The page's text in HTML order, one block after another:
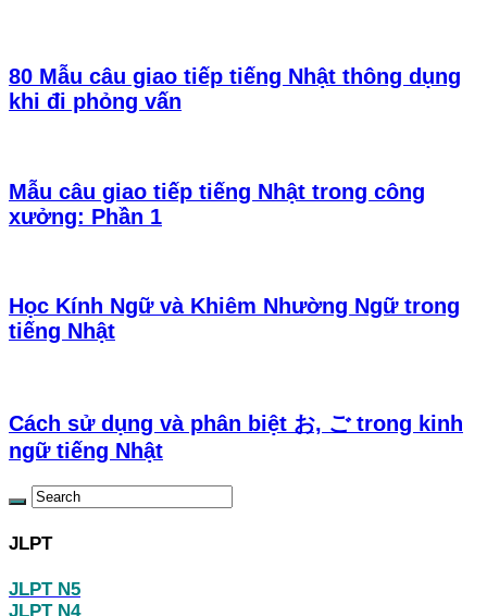
80 Mẫu câu giao tiếp tiếng Nhật thông dụng
khi đi phỏng vấn
Mẫu câu giao tiếp tiếng Nhật trong công
xưởng: Phần 1
Học Kính Ngữ và Khiêm Nhường Ngữ trong
tiếng Nhật
Cách sử dụng và phân biệt お, ご trong kinh
ngữ tiếng Nhật
JLPT
JLPT N5
JLPT N4